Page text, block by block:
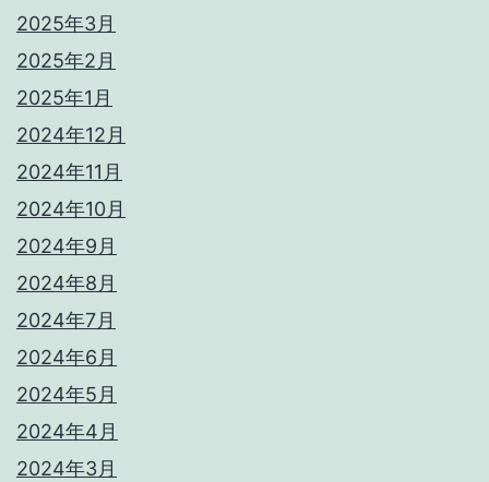
2025年3月
2025年2月
2025年1月
2024年12月
2024年11月
2024年10月
2024年9月
2024年8月
2024年7月
2024年6月
2024年5月
2024年4月
2024年3月